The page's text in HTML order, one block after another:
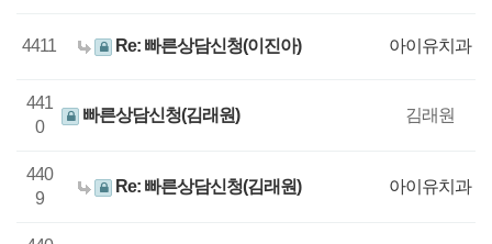
4411 Re: 빠른상담신청(이진아) 아이유치과
441
0
빠른상담신청(김래원) 김래원
440
9
Re: 빠른상담신청(김래원) 아이유치과